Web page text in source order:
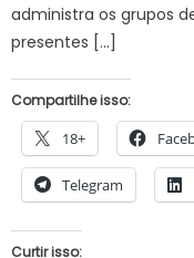
administra os grupos
presentes […]
Compartilhe isso:
18+
Telegram
Curtir isso: